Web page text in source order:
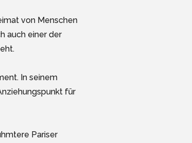
von Menschen
auch einer der
In seinem
für
Pariser